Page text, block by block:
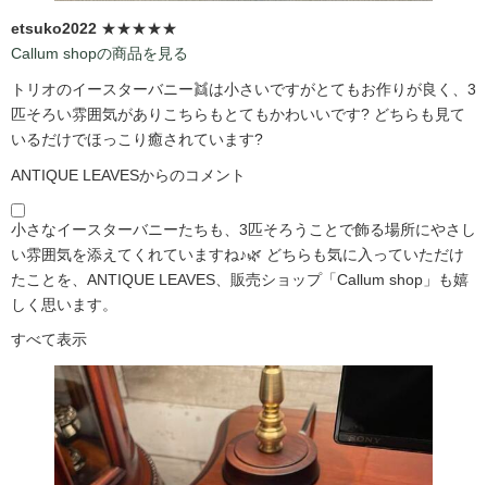
etsuko2022 ★★★★★
Callum shopの商品を見る
トリオのイースターバニー👯は小さいですがとてもお作りが良く、3
匹そろい雰囲気がありこちらもとてもかわいいです?️ どちらも見て
いるだけでほっこり癒されています?️
ANTIQUE LEAVESからのコメント
小さなイースターバニーたちも、3匹そろうことで飾る場所にやさし
い雰囲気を添えてくれていますね♪🌿 どちらも気に入っていただけ
たことを、ANTIQUE LEAVES、販売ショップ「Callum shop」も嬉
しく思います。
すべて表示